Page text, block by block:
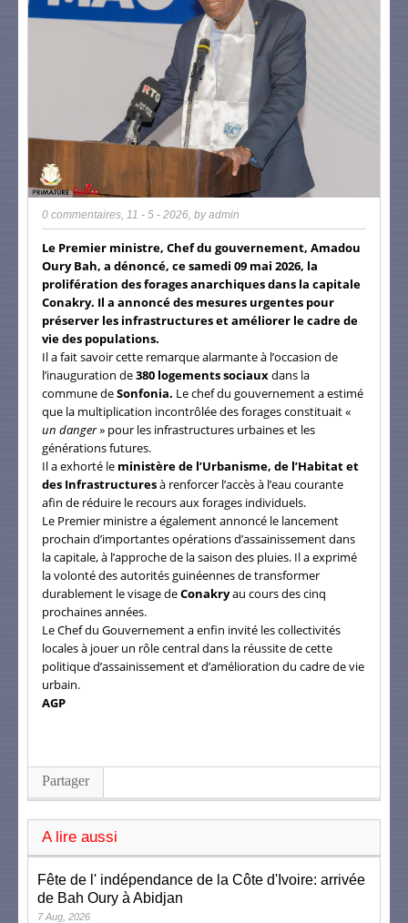
0 commentaires 11 - 5 - 2026 , byadmin
Le Premier ministre, Chef du gouvernement, Amadou
Oury Bah, a dénoncé, ce samedi 09 mai 2026, la
prolifération des forages anarchiques dans la capitale
Conakry. Il a annoncé des mesures urgentes pour
préserver les infrastructures et améliorer le cadre de
vie des populations.
Il a fait savoir cette remarque alarmante à l’occasion de
l’inauguration de380 logements sociauxdans la
commune deSonfonia. Le chef du gouvernement a estimé
que la multiplication incontrôlée des forages constituait «
un danger» pour les infrastructures urbaines et les
générations futures.
Il a exhorté le ministère de l’Urbanisme, de l’Habitat et
des Infrastructuresà renforcer l’accès à l’eau courante
afin de réduire le recours aux forages individuels.
Le Premier ministre a également annoncé le lancement
prochain d’importantes opérations d’assainissement dans
la capitale, à l’approche de la saison des pluies. Il a exprimé
la volonté des autorités guinéennes de transformer
durablement le visage deConakryau cours des cinq
prochaines années.
Le Chef du Gouvernement a enfin invité les collectivités
locales à jouer un rôle central dans la réussite de cette
politique d’assainissement et d’amélioration du cadre de vie
urbain.
AGP
Partager
A lire aussi
Fête de l' indépendance de la Côte d'Ivoire: arrivée
de Bah Oury à Abidjan
7 Aug, 2026